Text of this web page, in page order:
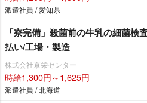
派遣社員 / 愛知県
「寮完備」殺菌前の牛乳の細菌検
払い/工場・製造
株式会社京栄センター
時給1,300円～1,625円
派遣社員 / 北海道